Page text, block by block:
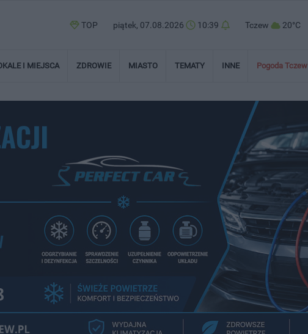
TOP piątek, 07.08.2026 10:39 Tczew 20°C
I MIEJSCA ZDROWIE MIASTO TEMATY INNE Pogoda Tczew